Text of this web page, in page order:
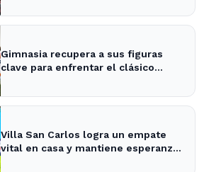
Gimnasia recupera a sus figuras
clave para enfrentar el clásico
Villa San Carlos logra un empate
vital en casa y mantiene esperanzas